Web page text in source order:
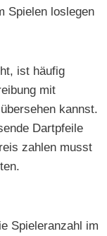
Spielen loslegen
ist häufig
mit
kannst.
Dartpfeile
zahlen musst
Spieleranzahl im